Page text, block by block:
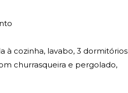
à cozinha, lavabo, 3 dormitórios
churrasqueira e pergolado,